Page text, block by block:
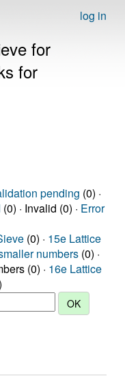
log in
for
for
pending (0) ·
(0) · Invalid (0) · Error
(0) · 15e Lattice
numbers (0) ·
(0) · 16e Lattice